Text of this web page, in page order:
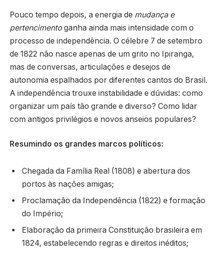
Pouco tempo depois, a energia de mudança e
pertencimento ganha ainda mais intensidade com o
processo de independência. O célebre 7 de setembro
de 1822 não nasce apenas de um grito no Ipiranga,
mas de conversas, articulações e desejos de
autonomia espalhados por diferentes cantos do Brasil.
A independência trouxe instabilidade e dúvidas: como
organizar um país tão grande e diverso? Como lidar
com antigos privilégios e novos anseios populares?
Resumindo os grandes marcos políticos:
Chegada da Família Real (1808) e abertura dos
portos às nações amigas;
Proclamação da Independência (1822) e formação
do Império;
Elaboração da primeira Constituição brasileira em
1824, estabelecendo regras e direitos inéditos;